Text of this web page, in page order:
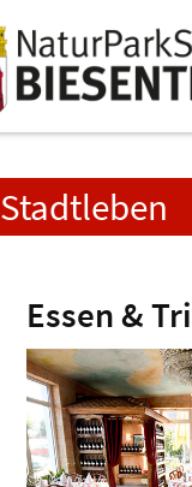
Stadtleben
Essen &